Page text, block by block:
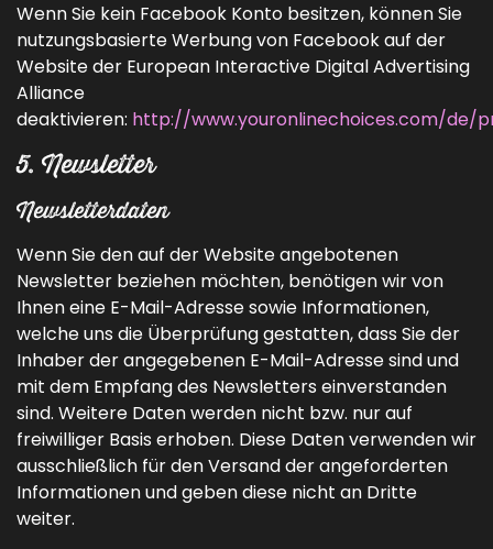
Wenn Sie kein Facebook Konto besitzen, können Sie
nutzungsbasierte Werbung von Facebook auf der
Website der European Interactive Digital Advertising
Alliance
deaktivieren: http://www.youronlinechoices.com/de/
5. Newsletter
Newsletterdaten
Wenn Sie den auf der Website angebotenen
Newsletter beziehen möchten, benötigen wir von
Ihnen eine E-Mail-Adresse sowie Informationen,
welche uns die Überprüfung gestatten, dass Sie der
Inhaber der angegebenen E-Mail-Adresse sind und
mit dem Empfang des Newsletters einverstanden
sind. Weitere Daten werden nicht bzw. nur auf
freiwilliger Basis erhoben. Diese Daten verwenden wir
ausschließlich für den Versand der angeforderten
Informationen und geben diese nicht an Dritte
weiter.